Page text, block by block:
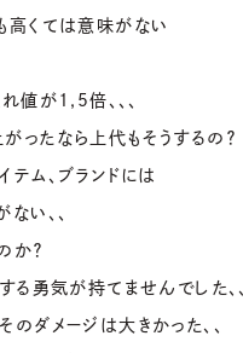
高くては意味がない
値が1,5倍、、、
ったなら上代もそうするの？
テム、ブランドには
い、、
か？
る勇気が持てませんでした、、
のダメージは大きかった、、